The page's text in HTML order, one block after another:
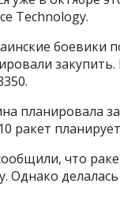
Technology.
боевики
закупить.
планировала
ракет
что
Однако